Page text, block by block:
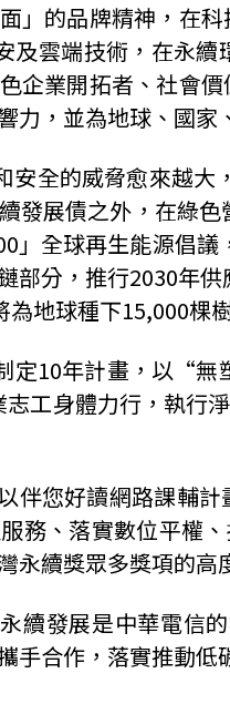
」的品牌精神，在
及雲端技術，在永
企業開拓者、社會
力，並為地球、國家
安全的威脅愈來越
發展債之外，在綠色
」全球再生能源倡
部分，推行2030年供
為地球種下15,000棵
定10年計畫，以 “無
志工身體力行，執行
伴您好讀網路課輔
務、落實數位平權
永續獎眾多獎項的高
永續發展是中華電信
合作，落實推動低